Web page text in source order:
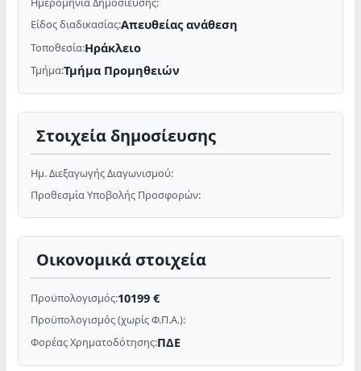
Είδος διαδικασίας:Απευθείας ανάθεση
Τοποθεσία:Ηράκλειο
Τμήμα:Τμήμα Προμηθειών
Στοιχεία δημοσίευσης
Ημ. Διεξαγωγής Διαγωνισμού:
Προθεσμία Υποβολής Προσφορών:
Οικονομικά στοιχεία
Προϋπολογισμός:10199 €
Προϋπολογισμός (χωρίς Φ.Π.Α.):
Φορέας Χρηματοδότησης:ΠΔΕ